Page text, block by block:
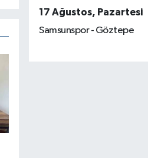
17 Ağustos, Pazartesi
Samsunspor - Göztepe